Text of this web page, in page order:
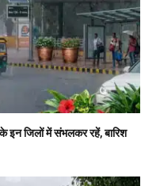
जिलों में संभलकर रहें, बारिश